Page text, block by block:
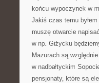
końcu wypoczynek w
Jakiś czas temu
muszę otwarcie
w np. Giżycku
Mazurach są
w nadbałtyckim
pensjonaty, które są